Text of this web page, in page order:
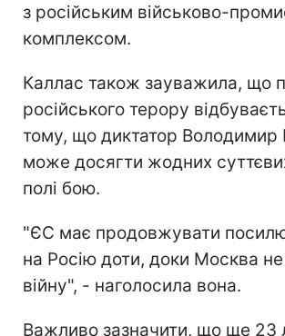
з російським військово-
комплексом.
Каллас також зауважила, що
російського терору
тому, що диктатор Володимир
може досягти жодних
полі бою.
"ЄС має продовжувати
на Росію доти, доки Москва
війну", - наголосила вона.
Важливо зазначити, що ще 23